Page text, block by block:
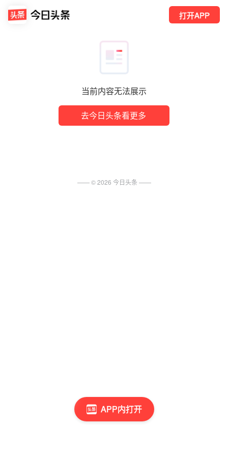
当前内容无法展示
去今日头条看更多
打开APP
APP内打开
—— ©2026 今日头条 ——